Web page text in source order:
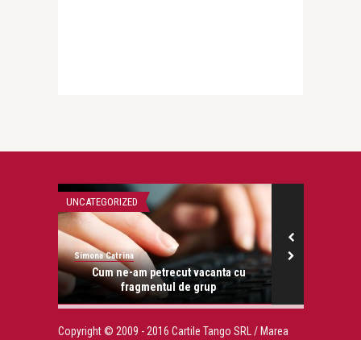
UNCATEGORIZED
Simona Catrina
Cum ne-am petrecut vacanta cu
fragmentul de grup
Copyright © 2009 - 2016 Cartile Tango SRL / Marea